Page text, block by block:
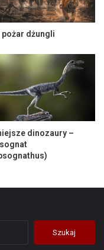
pożar dżungli
dinozaury –